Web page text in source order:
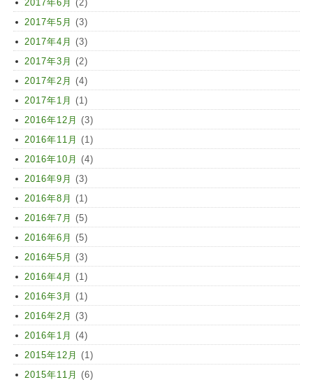
2017年6月 (2)
2017年5月 (3)
2017年4月 (3)
2017年3月 (2)
2017年2月 (4)
2017年1月 (1)
2016年12月 (3)
2016年11月 (1)
2016年10月 (4)
2016年9月 (3)
2016年8月 (1)
2016年7月 (5)
2016年6月 (5)
2016年5月 (3)
2016年4月 (1)
2016年3月 (1)
2016年2月 (3)
2016年1月 (4)
2015年12月 (1)
2015年11月 (6)